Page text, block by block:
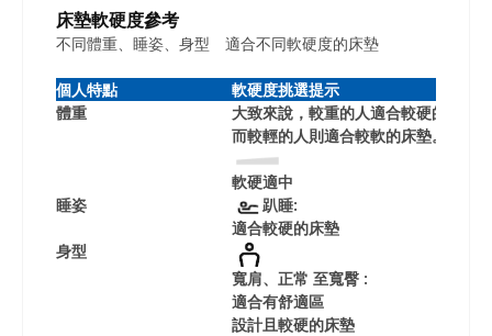
床墊軟硬度參考
不同體重、睡姿、身型 適合不同軟硬度的床墊
個人特點
軟硬度挑選提示
體重
大致來說，較重的人適合較硬的床墊，
而較輕的人則適合較軟的床墊。
軟硬適中
睡姿
趴睡:
適合較硬的床墊
身型
寬肩、正常 至寬臀 :
適合有舒適區
設計且較硬的床墊